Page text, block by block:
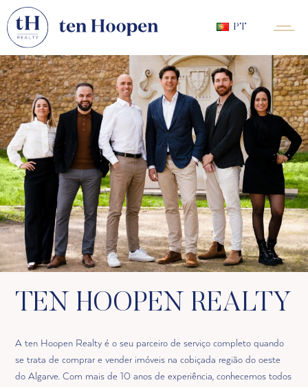
PT
TEN HOOPEN REALTY
A ten Hoopen Realty é o seu parceiro de serviço completo quando
se trata de comprar e vender imóveis na cobiçada região do oeste
do Algarve. Com mais de 10 anos de experiência, conhecemos todos